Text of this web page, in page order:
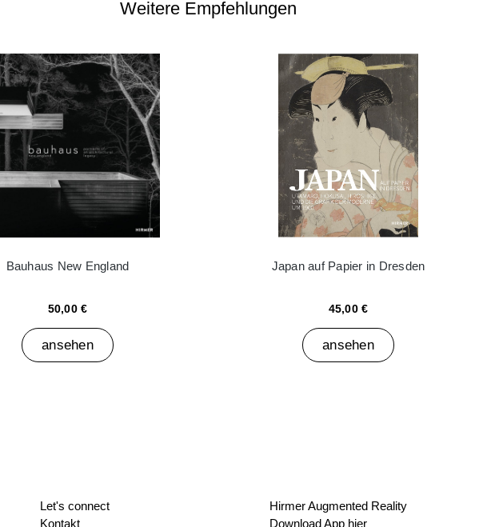
Weitere Empfehlungen
Bauhaus New England
50,00 €
ansehen
Japan auf Papier in Dresden
45,00 €
ansehen
Let's connect
Kontakt
Hirmer Augmented Reality
Download App hier